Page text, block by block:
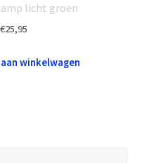
licht groen
€25,95
winkelwagen